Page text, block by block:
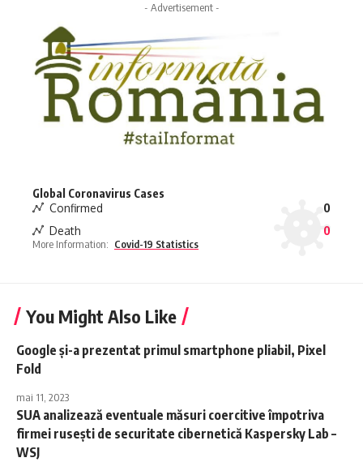
- Advertisement -
Global Coronavirus Cases
Confirmed
0
Death
0
More Information: Covid-19 Statistics
You Might Also Like
Google şi-a prezentat primul smartphone pliabil, Pixel
Fold
mai 11, 2023
SUA analizează eventuale măsuri coercitive împotriva
firmei ruseşti de securitate cibernetică Kaspersky Lab –
WSJ